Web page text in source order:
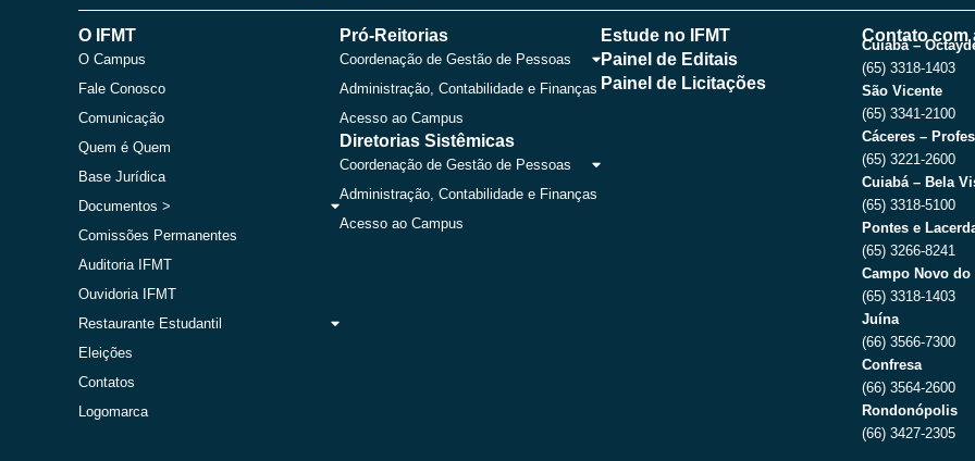
b
i
u
b
e
a
g
r
a
m
O IFMT
O Campus
Fale Conosco
Comunicação
Quem é Quem
Base Jurídica
Documentos >
Comissões Permanentes
Auditoria IFMT
Ouvidoria IFMT
Restaurante Estudantil
Eleições
Contatos
Logomarca
Pró-Reitorias
Coordenação de Gestão de Pessoas
Administração, Contabilidade e Finanças
Acesso ao Campus
Diretorias Sistêmicas
Coordenação de Gestão de Pessoas
Administração, Contabilidade e Finanças
Acesso ao Campus
Estude no IFMT
Painel de Editais
Painel de Licitações
Contato com
Cuiabá –
(65) 3318-1403
São Vicente
(65) 3341-2100
Cáceres –
(65) 3221-2600
Cuiabá – Bela
(65) 3318-5100
Pontes e
(65) 3266-8241
Campo Novo do
(65) 3318-1403
Juína
(66) 3566-7300
Confresa
(66) 3564-2600
Rondonópolis
(66) 3427-2305